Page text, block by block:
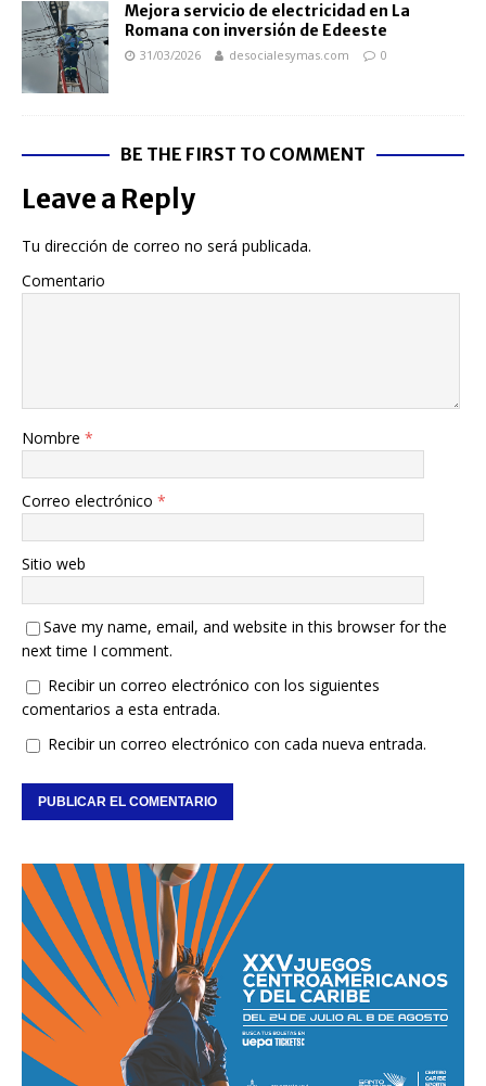
Mejora servicio de electricidad en La
Romana con inversión de Edeeste
31/03/2026 desocialesymas.com 0
BE THE FIRST TO COMMENT
Leave a Reply
Tu dirección de correo no será publicada.
Comentario
Nombre *
Correo electrónico *
Sitio web
Save my name, email, and website in this browser for the
next time I comment.
Recibir un correo electrónico con los siguientes
comentarios a esta entrada.
Recibir un correo electrónico con cada nueva entrada.